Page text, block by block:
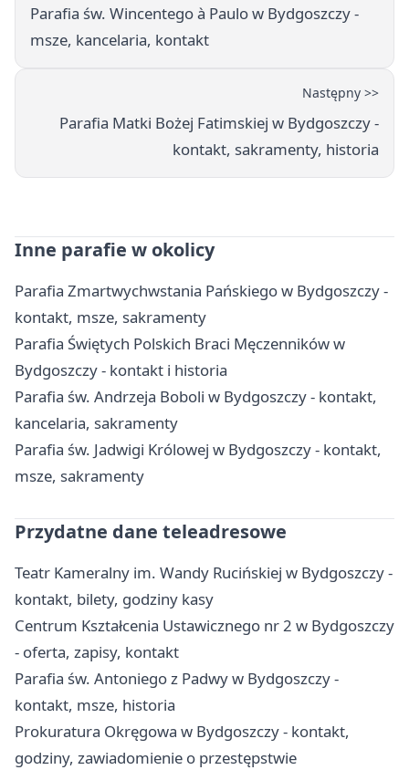
Parafia św. Wincentego à Paulo w Bydgoszczy -
msze, kancelaria, kontakt
Następny >>
Parafia Matki Bożej Fatimskiej w Bydgoszczy -
kontakt, sakramenty, historia
Inne parafie w okolicy
Parafia Zmartwychwstania Pańskiego w Bydgoszczy -
kontakt, msze, sakramenty
Parafia Świętych Polskich Braci Męczenników w
Bydgoszczy - kontakt i historia
Parafia św. Andrzeja Boboli w Bydgoszczy - kontakt,
kancelaria, sakramenty
Parafia św. Jadwigi Królowej w Bydgoszczy - kontakt,
msze, sakramenty
Przydatne dane teleadresowe
Teatr Kameralny im. Wandy Rucińskiej w Bydgoszczy -
kontakt, bilety, godziny kasy
Centrum Kształcenia Ustawicznego nr 2 w Bydgoszczy
- oferta, zapisy, kontakt
Parafia św. Antoniego z Padwy w Bydgoszczy -
kontakt, msze, historia
Prokuratura Okręgowa w Bydgoszczy - kontakt,
godziny, zawiadomienie o przestępstwie